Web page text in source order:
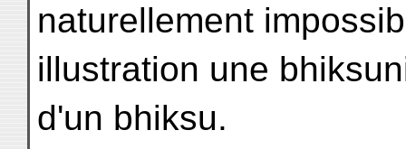
naturellement
illustration une
d'un bhiksu.